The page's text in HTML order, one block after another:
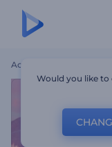
Accueil
Would you like to